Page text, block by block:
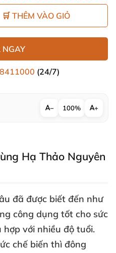
🛒 THÊM VÀO GIỎ
NGAY
(24/7)
− 100% +
Hạ Thảo Nguyên
đã được biết đến như
công dụng tốt cho sức
hợp với nhiều độ tuổi.
chế biến thì đông